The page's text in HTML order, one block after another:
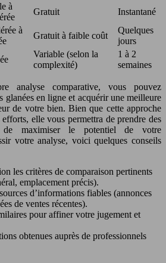
à
Gratuit
Instantané
à
Gratuit à faible coût
Quelques
jours
Variable (selon la
complexité)
1 à 2
semaines
analyse comparative, vous pouvez
glanées en ligne et acquérir une meilleure
de votre bien. Bien que cette approche
elle vous permettra de prendre des
de maximiser le potentiel de votre
votre analyse, voici quelques conseils
les critères de comparaison pertinents
emplacement précis).
d’informations fiables (annonces
de ventes récentes).
pour affiner votre jugement et
obtenues auprès de professionnels